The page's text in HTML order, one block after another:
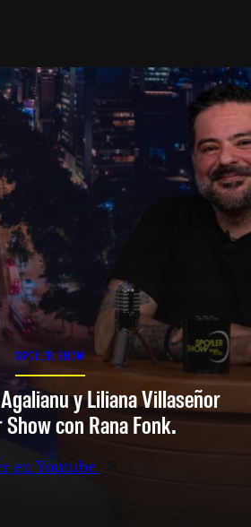
SPOILER SHOW
y Liliana Villaseñor
con Rana Fonk.
en Youtube